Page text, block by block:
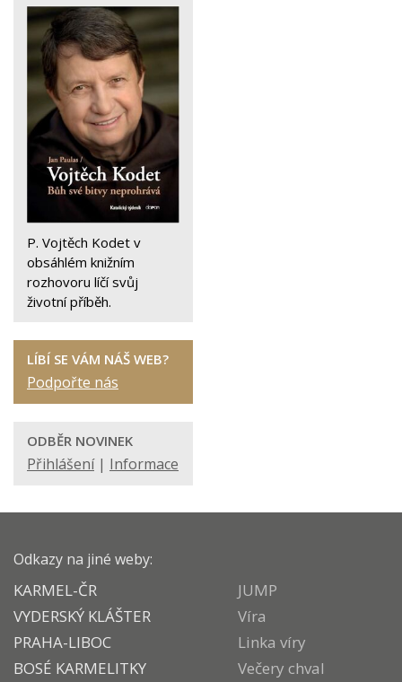
P. Vojtěch Kodet v
obsáhlém knižním
rozhovoru líčí svůj
životní příběh.
LÍBÍ SE VÁM NÁŠ WEB?
Podpořte nás
ODBĚR NOVINEK
Přihlášení| Informace
Odkazy na jiné weby:
KARMEL-ČR
VYDERSKÝ KLÁŠTER
PRAHA-LIBOC
BOSÉ KARMELITKY
JUMP
Víra
Linka víry
Večery chval